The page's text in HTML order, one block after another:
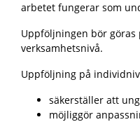
arbetet fungerar som
Uppföljningen bör göras
verksamhetsnivå.
Uppföljning på
säkerställer att
möjliggör